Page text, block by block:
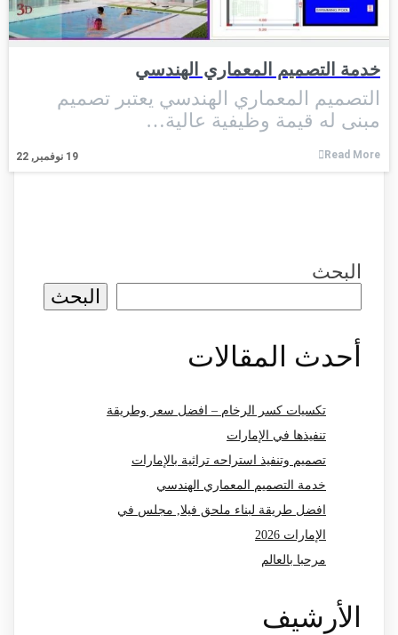
خدمة التصميم المعماري الهندسي
19 نوفمبر, 22
التصميم المعماري الهندسي يعتبر تصميم
مبنى له قيمة وظيفية عالية…
Read More
البحث
البحث
أحدث المقالات
تكسيات كسر الرخام – افضل سعر وطريقة
تنفيذها في الإمارات
تصميم وتنفيذ استراحه تراثية بالإمارات
خدمة التصميم المعماري الهندسي
افضل طريقة لبناء ملحق فيلا, مجلس في
الإمارات 2026
مرحبا بالعالم
الأرشيف